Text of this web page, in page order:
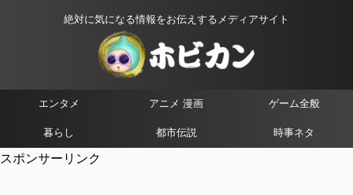
絶対に気になる情報をお伝えするメディアサイト
エンタメ アニメ 漫画 ゲーム全般
暮らし 都市伝説 時事ネタ
スポンサーリンク